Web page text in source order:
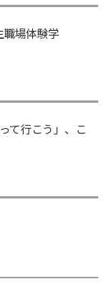
職場体験学
て行こう」、こ